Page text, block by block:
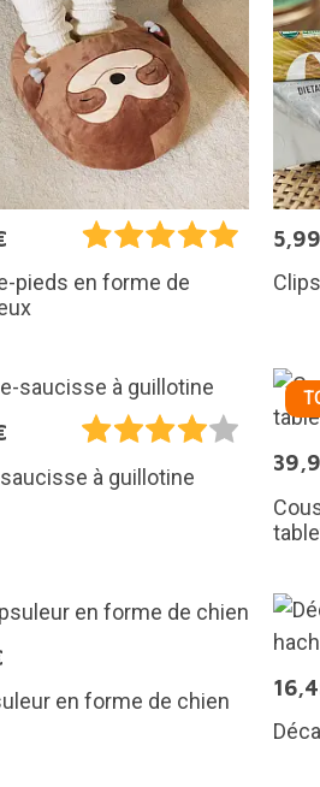
pieds en forme de
à guillotine
en forme de chien